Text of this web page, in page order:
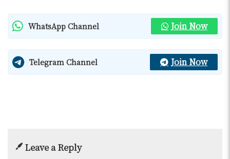
WhatsApp Channel Join Now
Telegram Channel Join Now
Leave a Reply